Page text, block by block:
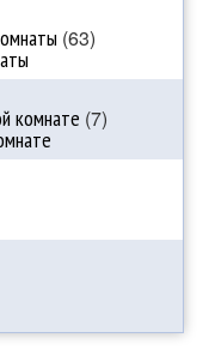
(63)
комнате (7)